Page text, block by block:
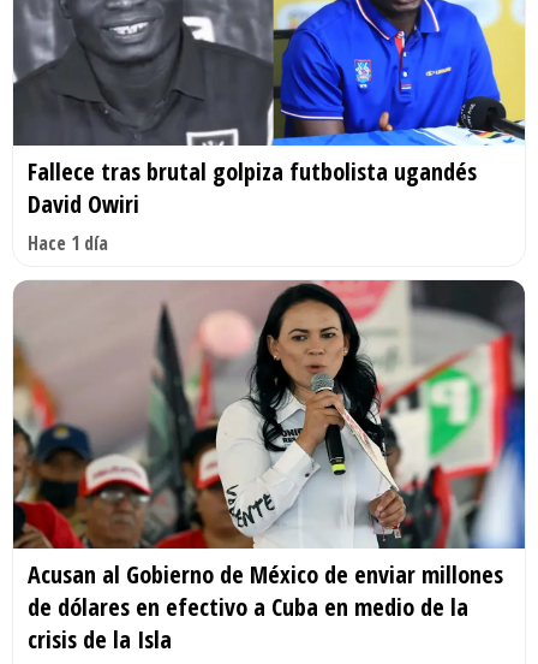
Fallece tras brutal golpiza futbolista ugandés
David Owiri
Hace 1 día
Acusan al Gobierno de México de enviar millones
de dólares en efectivo a Cuba en medio de la
crisis de la Isla